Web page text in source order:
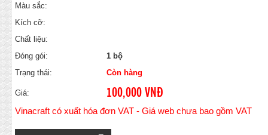
Màu sắc:
Kích cỡ:
Chất liệu:
Đóng gói:
1 bộ
Trạng thái:
Còn hàng
Giá: 100,000 VNĐ
Vinacraft có xuất hóa đơn VAT - Giá web chưa bao gồm VAT